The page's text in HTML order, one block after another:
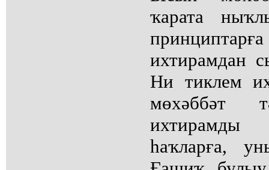
ҡарата
ихтирамдан
Ни тиклем
мөхәббәт
һаҡларға,